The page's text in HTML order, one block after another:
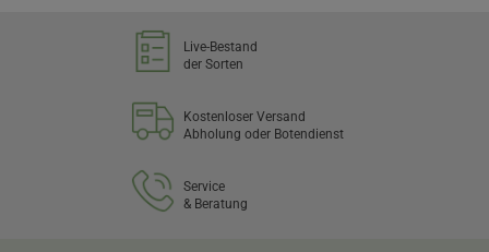
Live-Bestand
der Sorten
Kostenloser Versand
Abholung oder Botendienst
Service
& Beratung